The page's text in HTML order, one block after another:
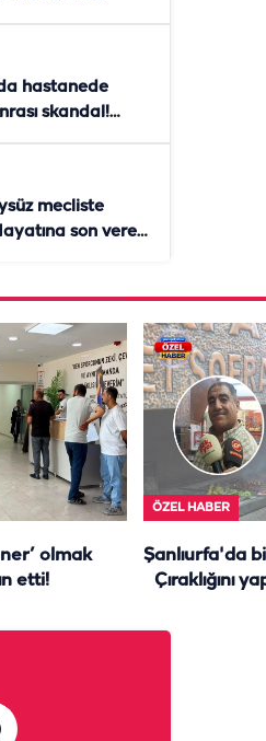
hastanede
skandal!
mecliste
son veren
olmak
etti!
ÖZEL HABER
Şanlıurfa'da
Çıraklığını